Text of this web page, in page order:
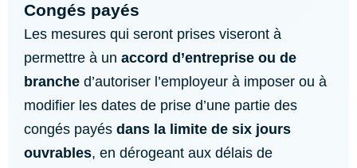
Congés payés
Les mesures qui seront prises viseront à
permettre à un accord d’entreprise ou de
branche d’autoriser l’employeur à imposer ou à
modifier les dates de prise d’une partie des
congés payés dans la limite de six jours
ouvrables, en dérogeant aux délais de